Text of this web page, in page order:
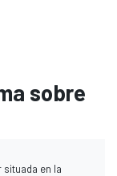
sobre
situada en la